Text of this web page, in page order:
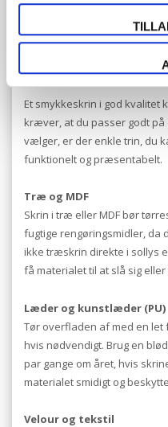
Pleje og
smykkeskrin sig flot
Et smykkeskrin i god kvalitet
kræver, at du passer godt
vælger, er der enkle trin, du
funktionelt og præsentabelt.
Træ og MDF
Skrin i træ eller MDF bør
fugtige rengøringsmidler, da
ikke træskrin direkte i sollys
få materialet til at slå sig
Læder og kunstlæder (PU)
Tør overfladen af med en let
hvis nødvendigt. Brug en
par gange om året, hvis
materialet smidigt og
Velour og tekstil